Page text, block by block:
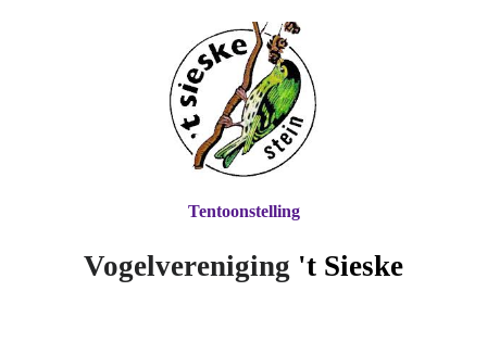
Vogelvereniging 't Sieske
Tentoonstelling